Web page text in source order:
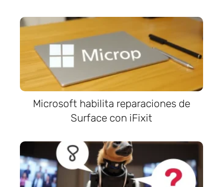
Microsoft habilita reparaciones de
Surface con iFixit